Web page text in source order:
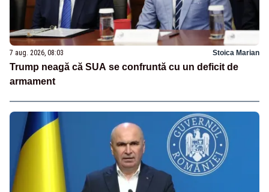
7 aug. 2026, 08:03 Stoica Marian
Trump neagă că SUA se confruntă cu un deficit de
armament